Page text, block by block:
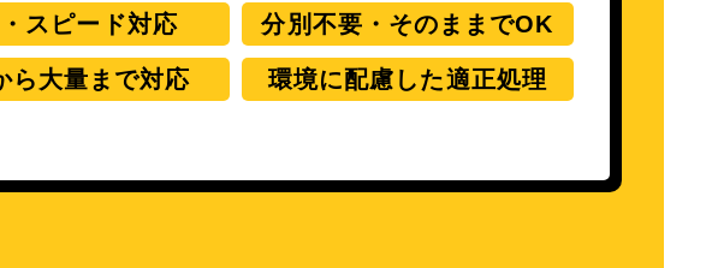
スピード対応 分別不要・そのままでOK
ら大量まで対応 環境に配慮した適正処理